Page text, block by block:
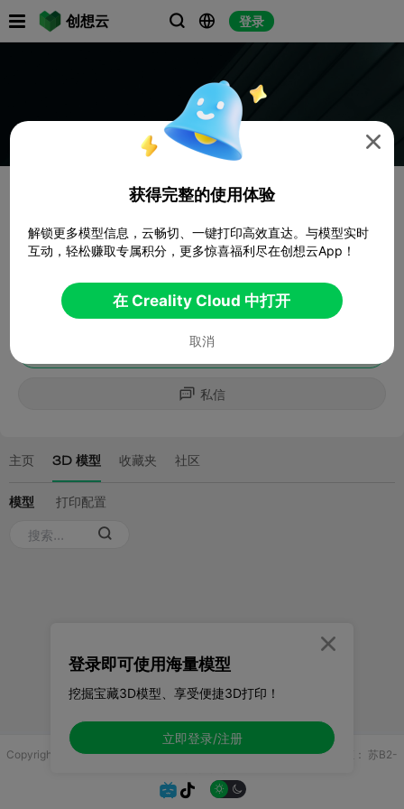
创想云   登录
Copyright © 2025 无锡控博科技有限公司 版权所有增值电信业务许可证： 苏B2-
 
登录即可使用海量模型
挖掘宝藏3D模型、享受便捷3D打印！
立即登录/注册


获得完整的使用体验
解锁更多模型信息，云畅切、一键打印高效直达。与模型实时
互动，轻松赚取专属积分，更多惊喜福利尽在创想云App！
在 Creality Cloud 中打开
取消